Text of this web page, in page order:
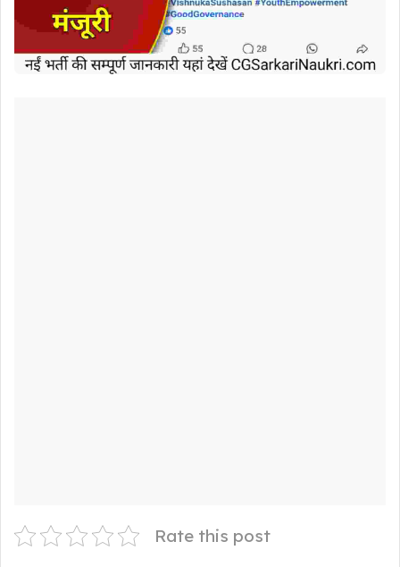
Rate this post